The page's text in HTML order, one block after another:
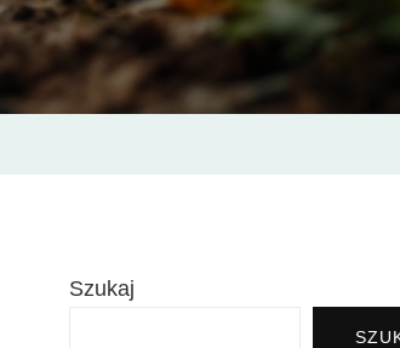
Szukaj